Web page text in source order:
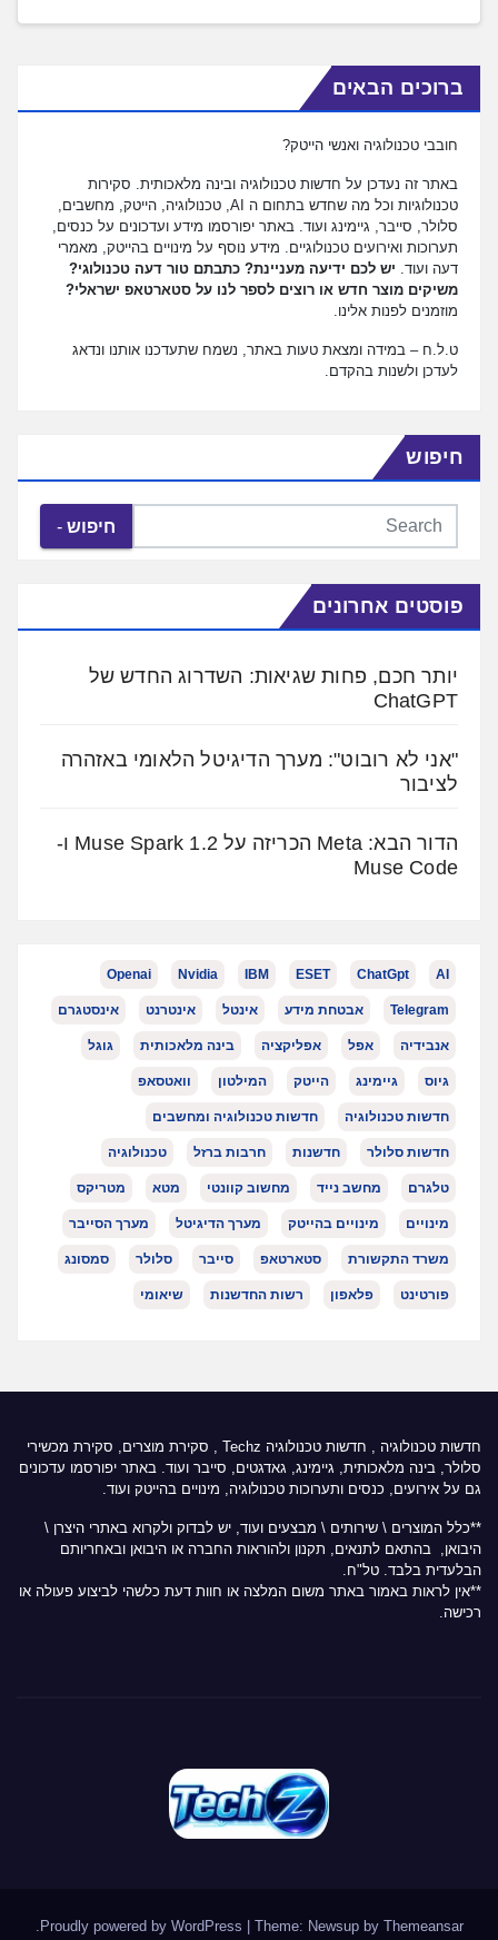
ברוכים הבאים
חובבי טכנולוגיה ואנשי הייטק?
באתר זה נעדכן על חדשות טכנולוגיה ובינה מלאכותית. סקירות
טכנולוגיות וכל מה שחדש בתחום ה AI, טכנולוגיה, הייטק, מחשבים,
סלולר, סייבר, גיימינג ועוד. באתר יפורסמו מידע ועדכונים על כנסים,
תערוכות ואירועים טכנולוגיים. מידע נוסף על מינויים בהייטק, מאמרי
דעה ועוד. יש לכם ידיעה מעניינת? כתבתם טור דעה טכנולוגי?
משיקים מוצר חדש או רוצים לספר לנו על סטארטאפ ישראלי?
מוזמנים לפנות אלינו.
ט.ל.ח – במידה ומצאת טעות באתר, נשמח שתעדכנו אותנו ונדאג
לעדכן ולשנות בהקדם.
חיפוש
חיפוש
פוסטים אחרונים
יותר חכם, פחות שגיאות: השדרוג החדש של
ChatGPT
"אני לא רובוט": מערך הדיגיטל הלאומי באזהרה
לציבור
הדור הבא: Meta הכריזה על Muse Spark 1.2 ו-
Muse Code
AI
ChatGpt
ESET
IBM
Nvidia
Openai
Telegram אבטחת מידע אינטל אינטרנט אינסטגרם
אנבידיה אפל אפליקציה בינה מלאכותית גוגל
גיוס גיימינג הייטק המילטון וואטסאפ
חדשות טכנולוגיה חדשות טכנולוגיה ומחשבים
חדשות סלולר חדשנות חרבות ברזל טכנולוגיה
טלגרם מחשב נייד מחשוב קוונטי מטא מטריקס
מינויים מינויים בהייטק מערך הדיגיטל מערך הסייבר
משרד התקשורת סטארטאפ סייבר סלולר סמסונג
פורטינט פלאפון רשות החדשנות שיאומי
חדשות טכנולוגיה , חדשות טכנולוגיה Techz
, סקירת מוצרים, סקירת מכשירי
סלולר, בינה מלאכותית, גיימינג, גאדגטים, סייבר ועוד. באתר יפורסמו עדכונים
גם על אירועים, כנסים ותערוכות טכנולוגיה, מינויים בהייטק ועוד.
**כלל המוצרים \ שירותים \ מבצעים ועוד, יש לבדוק ולקרוא באתרי היצרן \
היבואן, בהתאם לתנאים, תקנון ולהוראות החברה או היבואן ובאחריותם
הבלעדית בלבד. טל"ח.
**אין לראות באמור באתר משום המלצה או חוות דעת כלשהי לביצוע פעולה או
רכישה.
Proudly powered by WordPress Theme: Newsup by Themeansar
.